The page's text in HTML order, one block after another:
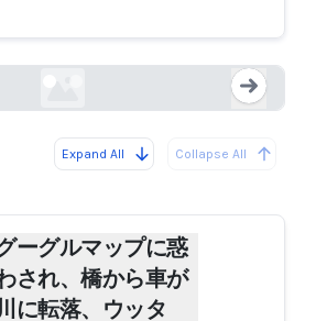
Expand All Collapse All
ーグルマップに惑
され、橋から車が
に転落、ウッタ